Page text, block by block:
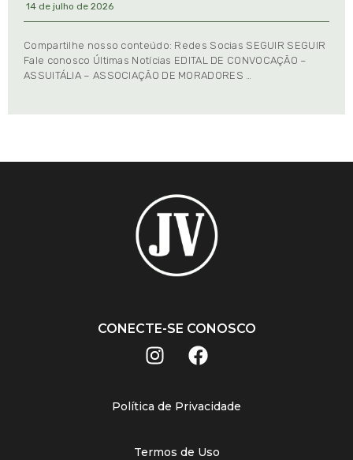
14 de julho de 2026
Compartilhe nosso conteúdo: Redes Socias SEGUIR SEGUIR
Fale conosco Últimas Notícias EDITAL DE CONVOCAÇÃO –
ASSUITÁLIA – ASSOCIAÇÃO DE MORADORES …
CONECTE-SE CONOSCO
Política de Privacidade
Termos de Uso